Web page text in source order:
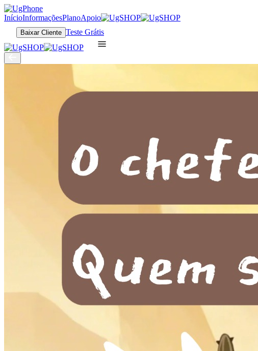
InícioInformaçõesPlanoApoio
Baixar Cliente Teste Grátis